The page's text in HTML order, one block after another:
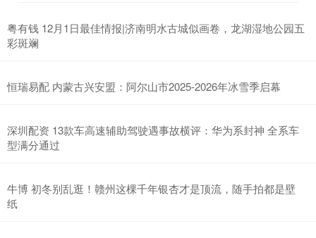
粤有钱 12月1日最佳情报|济南明水古城似画卷，龙湖湿地公园五
彩斑斓
恒瑞易配 内蒙古兴安盟：阿尔山市2025-2026年冰雪季启幕
深圳配资 13款车高速辅助驾驶遇事故横评：华为系封神 全系车
型满分通过
牛博 初冬别乱逛！赣州这棵千年银杏才是顶流，随手拍都是壁
纸